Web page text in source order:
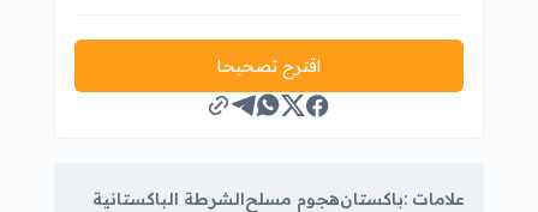
اقترح تصحيحا
علامات :باكستانهجوم مسلحالشرطة الباكستانية